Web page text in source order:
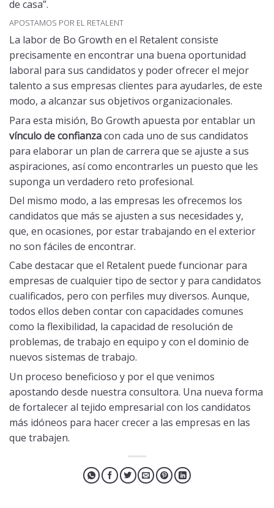
de casa”.
APOSTAMOS POR EL RETALENT
La labor de Bo Growth en el Retalent consiste
precisamente en encontrar una buena oportunidad
laboral para sus candidatos y poder ofrecer el mejor
talento a sus empresas clientes para ayudarles, de este
modo, a alcanzar sus objetivos organizacionales.
Para esta misión, Bo Growth apuesta por entablar un
vínculo de confianzacon cada uno de sus candidatos
para elaborar un plan de carrera que se ajuste a sus
aspiraciones, así como encontrarles un puesto que les
suponga un verdadero reto profesional.
Del mismo modo, a las empresas les ofrecemos los
candidatos que más se ajusten a sus necesidades y,
que, en ocasiones, por estar trabajando en el exterior
no son fáciles de encontrar.
Cabe destacar que el Retalent puede funcionar para
empresas de cualquier tipo de sector y para candidatos
cualificados, pero con perfiles muy diversos. Aunque,
todos ellos deben contar con capacidades comunes
como la flexibilidad, la capacidad de resolución de
problemas, de trabajo en equipo y con el dominio de
nuevos sistemas de trabajo.
Un proceso beneficioso y por el que venimos
apostando desde nuestra consultora. Una nueva forma
de fortalecer al tejido empresarial con los candidatos
más idóneos para hacer crecer a las empresas en las
que trabajen.